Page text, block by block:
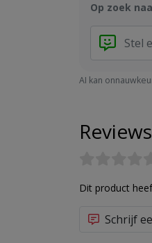
Op zoek
AI kan
Reviews
Dit product
Schrijf